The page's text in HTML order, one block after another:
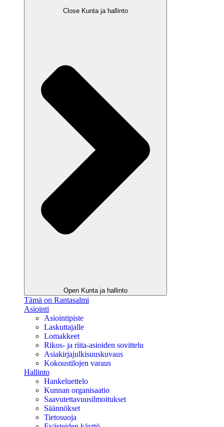
Close Kunta ja hallinto
Open Kunta ja hallinto
Tämä on Rantasalmi
Asiointi
Asiointipiste
Laskuttajalle
Lomakkeet
Rikos- ja riita-asioiden sovittelu
Asiakirjajulkisuuskuvaus
Kokoustilojen varaus
Hallinto
Hankeluettelo
Kunnan organisaatio
Saavutettavuusilmoitukset
Säännökset
Tietosuoja